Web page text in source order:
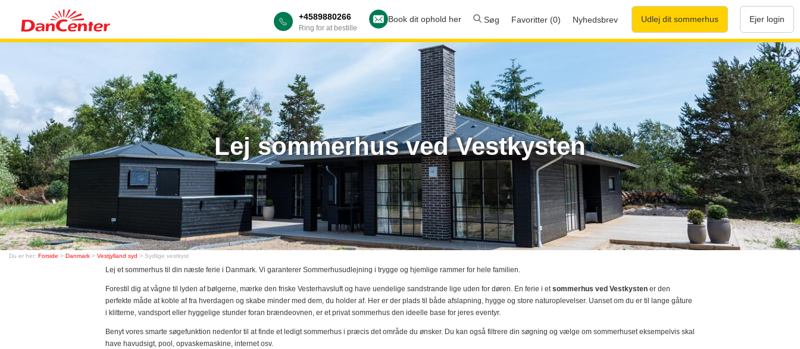
+4589880266
Ring for at bestille
Book dit ophold her Søg Favoritter (0) Nyhedsbrev Udlej dit sommerhus Ejer login
Lej sommerhus ved Vestkysten
Du er her: Forside > Danmark > Vestjylland syd > Sydlige vestkyst
Lej et sommerhus til din næste ferie i Danmark. Vi garanterer Sommerhusudlejning i trygge og hjemlige rammer for hele familien.
Forestil dig at vågne til lyden af bølgerne, mærke den friske Vesterhavsluft og have uendelige sandstrande lige uden for døren. En ferie i etsommerhus ved Vestkysten er den
perfekte måde at koble af fra hverdagen og skabe minder med dem, du holder af. Her er der plads til både afslapning, hygge og store naturoplevelser. Uanset om du er til lange gåture
i klitterne, vandsport eller hyggelige stunder foran brændeovnen, er et privat sommerhus den ideelle base for jeres eventyr.
Benyt vores smarte søgefunktion nedenfor til at finde et ledigt sommerhus i præcis det område du ønsker. Du kan også filtrere din søgning og vælge om sommerhuset eksempelvis skal
have havudsigt, pool, opvaskemaskine, internet osv.